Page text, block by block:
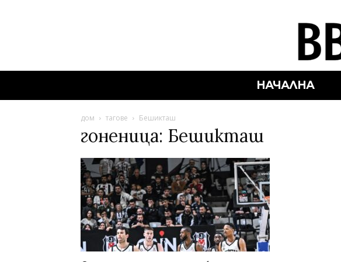
НАЧАЛНА
дом тагове Бешикташ
гоненица: Бешикташ